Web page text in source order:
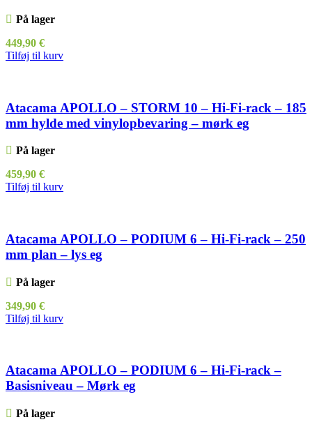
På lager
449,90 €
Tilføj til kurv
Atacama APOLLO – STORM 10 – Hi-Fi-rack – 185
mm hylde med vinylopbevaring – mørk eg
På lager
459,90 €
Tilføj til kurv
Atacama APOLLO – PODIUM 6 – Hi-Fi-rack – 250
mm plan – lys eg
På lager
349,90 €
Tilføj til kurv
Atacama APOLLO – PODIUM 6 – Hi-Fi-rack –
Basisniveau – Mørk eg
På lager